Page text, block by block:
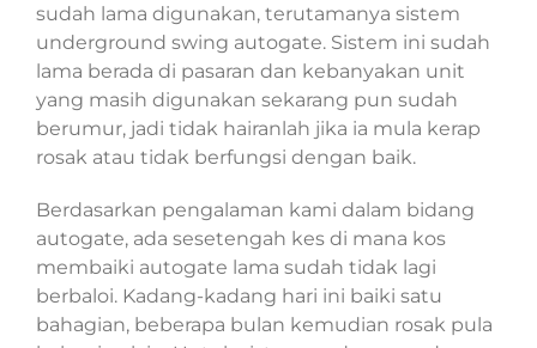
sudah lama digunakan, terutamanya sistem
underground swing autogate. Sistem ini sudah
lama berada di pasaran dan kebanyakan unit
yang masih digunakan sekarang pun sudah
berumur, jadi tidak hairanlah jika ia mula kerap
rosak atau tidak berfungsi dengan baik.
Berdasarkan pengalaman kami dalam bidang
autogate, ada sesetengah kes di mana kos
membaiki autogate lama sudah tidak lagi
berbaloi. Kadang-kadang hari ini baiki satu
bahagian, beberapa bulan kemudian rosak pula